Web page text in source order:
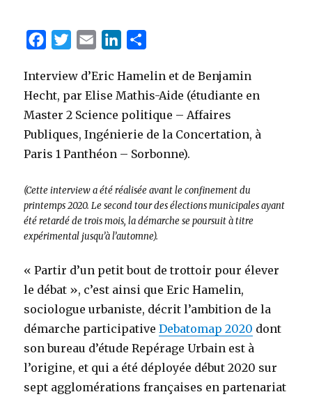
c
e
b
o
o
T
i
t
t
e
r
a
i
l
n
k
e
d
I
r
t
a
g
e
Interview d’Eric Hamelin et de Benjamin
Hecht, par Elise Mathis-Aide (étudiante en
Master 2 Science politique – Affaires
Publiques, Ingénierie de la Concertation, à
Paris 1 Panthéon – Sorbonne).
(Cette interview a été réalisée avant le confinement du
printemps 2020. Le second tour des élections municipales ayant
été retardé de trois mois, la démarche se poursuit à titre
expérimental jusqu’à l’automne).
« Partir d’un petit bout de trottoir pour élever
le débat », c’est ainsi que Eric Hamelin,
sociologue urbaniste, décrit l’ambition de la
démarche participativeDebatomap 2020 dont
son bureau d’étude Repérage Urbain est à
l’origine, et qui a été déployée début 2020 sur
sept agglomérations françaises en partenariat